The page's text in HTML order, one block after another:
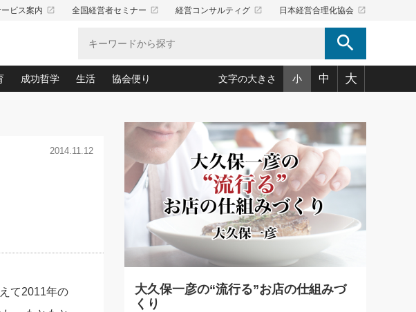
ビス案内 launch 全国経営者セミナー launch 経営コンサルティグ launch 日本経営合理化協会 launch
search
2026.08.4
【追悼】鈴木敏文氏 言葉で伝
える経営（ジャーナリスト 勝
もっとみる
(100)
！(36)
ろ・勘どころ・ツッコミどこ
支持される「ウェルビーイング経営入
“流行る”お店の仕組みづくり(210)
なただからお願いしたいと思われる 気配りの達人(127)
レーム対応 実践マニュアル(92)
キル社員に育てる！ 社員教育の決め手(203)
川鷹年の「中小企業の人育て」(38)
資産家に学ぶ二世教育(100)
成功哲学
中国哲学に学ぶ 不況は会社守成の好機(38)
令和時代の「社長の人間力の磨き方」(86)
先人の名句名言の教え 東洋思想に学ぶ経営学(132)
渡部昇一の「日本の指導者たち」(32)
経営に活かす“十八史略”(30)
生活
おのころ心平の ──社長のための「か・ら・だマネジメント」
(50)
デジタルＡＶを味方に！新・仕事術(180)
リーダー脳の鍛え方(32)
ワインを楽しむ基礎レッスン(12)
必読！社長が読むべき今月の4冊(88)
眼と耳で楽しむ読書術(162)
社長の「氣」(30)
米国スポーツ・ビジネスに学ぶ心理学(98)
協会便り
「愛読者通信」著者インタビュー(44)
ビジネス見聞録 経営ニュース(100)
作間信司の経営無形庵(けいえいむぎょうあん)(166)
経営セミナー情報局(1)
繁栄への着眼点 牟田太陽(76)
講話を聞いて学ぼう 実学・耳学・磨く「ミミガク」のすすめ
文字の大きさ 小 中 大
2014.11.12
て2011年の
大久保一彦の“流行る”お店の仕組みづ
くり